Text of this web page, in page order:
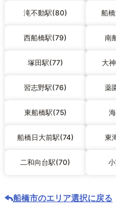
滝不動駅(80) 船
西船橋駅(79) 南
塚田駅(77) 大
習志野駅(76) 薬
東船橋駅(75)
船橋日大前駅(74) 東
二和向台駅(70)
船橋市のエリア選択に戻る